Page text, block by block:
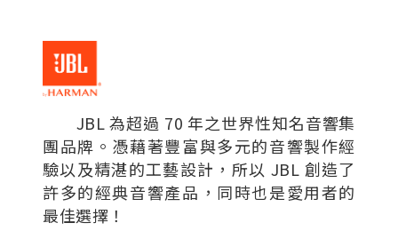
JBL 為超過 70 年之世界性知名音響集
團品牌。憑藉著豐富與多元的音響製作經
驗以及精湛的工藝設計，所以 JBL 創造了
許多的經典音響產品，同時也是愛用者的
最佳選擇！